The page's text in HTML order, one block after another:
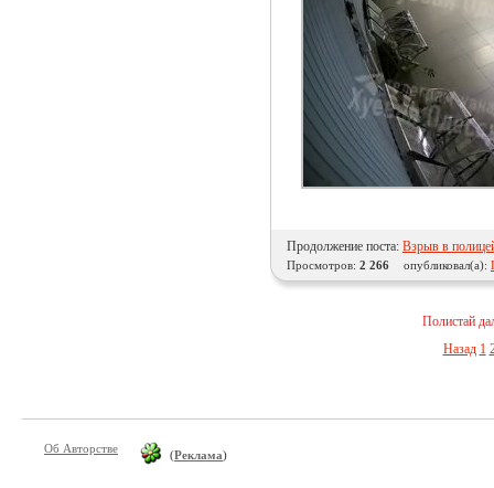
Продолжение поста: Взрыв в
Просмотров: 2 266 опубликовал(а):
Полистай
Назад 1
Об Авторстве (Реклама)